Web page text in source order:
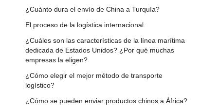
¿Cuánto dura el envío de China a Turquía?
El proceso de la logística internacional.
¿Cuáles son las características de la línea marítima
dedicada de Estados Unidos? ¿Por qué muchas
empresas la eligen?
¿Cómo elegir el mejor método de transporte
logístico?
¿Cómo se pueden enviar productos chinos a África?